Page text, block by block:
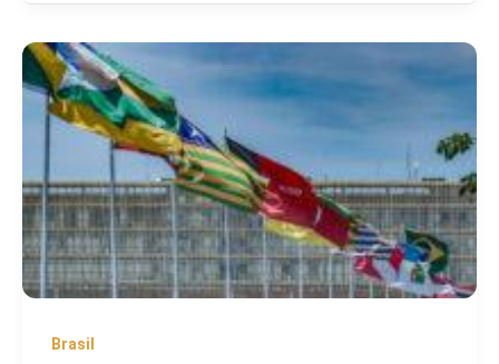
Brasil